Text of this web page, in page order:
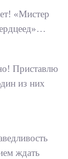
«Мистер
Приставлю
из них
ждать